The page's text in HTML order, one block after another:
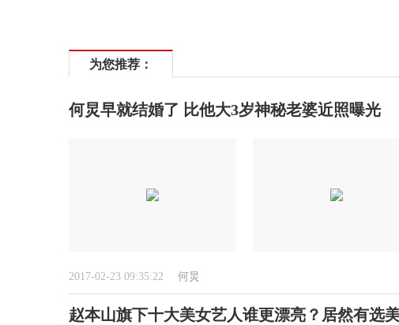
为您推荐：
何炅早就结婚了 比他大3岁神秘老婆近照曝光
2017-02-23 09:35:22 何炅
赵本山旗下十大美女艺人谁更漂亮？居然有选